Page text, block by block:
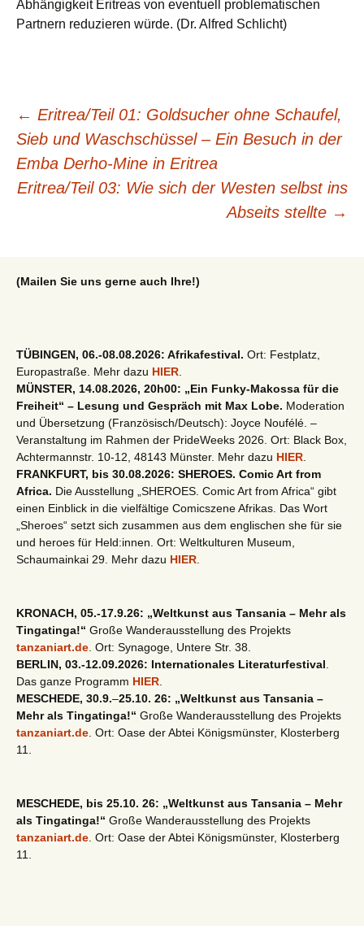
Abhängigkeit Eritreas von eventuell problematischen
Partnern reduzieren würde. (Dr. Alfred Schlicht)
Beitragsnavigation
← Eritrea/Teil 01: Goldsucher ohne Schaufel,
Sieb und Waschschüssel – Ein Besuch in der
Emba Derho-Mine in Eritrea
Eritrea/Teil 03: Wie sich der Westen selbst ins
Abseits stellte →
(Mailen Sie uns gerne auch Ihre!)
TÜBINGEN, 06.-08.08.2026: Afrikafestival. Ort: Festplatz,
Europastraße. Mehr dazu HIER
MÜNSTER, 14.08.2026, 20h00: „Ein Funky-Makossa für die
Freiheit“ – Lesung und Gespräch mit Max Lobe. Moderation
und Übersetzung (Französisch/Deutsch): Joyce Noufélé. –
Veranstaltung im Rahmen der PrideWeeks 2026. Ort: Black Box,
Achtermannstr. 10-12, 48143 Münster. Mehr dazu HIER
FRANKFURT, bis 30.08.2026: SHEROES. Comic Art from
Africa. Die Ausstellung „SHEROES. Comic Art from Africa“ gibt
einen Einblick in die vielfältige Comicszene Afrikas. Das Wort
„Sheroes“ setzt sich zusammen aus dem englischen she für sie
und heroes für Held:innen. Ort: Weltkulturen Museum,
Schaumainkai 29. Mehr dazu HIER
KRONACH, 05.-17.9.26: „Weltkunst aus Tansania – Mehr als
Tingatinga!“ Große Wanderausstellung des Projekts
tanzaniart.de . Ort: Synagoge, Untere Str. 38.
BERLIN, 03.-12.09.2026: Internationales Literaturfestival
Das ganze Programm HIER
MESCHEDE, 30.9.–25.10. 26: „Weltkunst aus Tansania –
Mehr als Tingatinga!“ Große Wanderausstellung des Projekts
tanzaniart.de . Ort: Oase der Abtei Königsmünster, Klosterberg
11.
MESCHEDE, bis 25.10. 26: „Weltkunst aus Tansania – Mehr
als Tingatinga!“ Große Wanderausstellung des Projekts
tanzaniart.de . Ort: Oase der Abtei Königsmünster, Klosterberg
11.